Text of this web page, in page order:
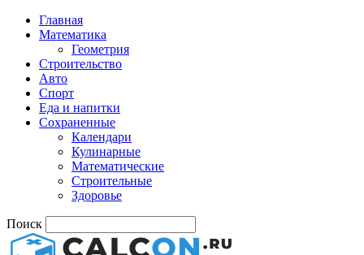
Главная
Математика
Геометрия
Строительство
Авто
Спорт
Еда и напитки
Сохраненные
Календари
Кулинарные
Математические
Строительные
Здоровье
Поиск